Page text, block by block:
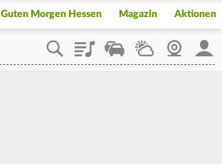
Guten Morgen Hessen Magazin Aktionen
PlaylistStaupilotWetterWebcam